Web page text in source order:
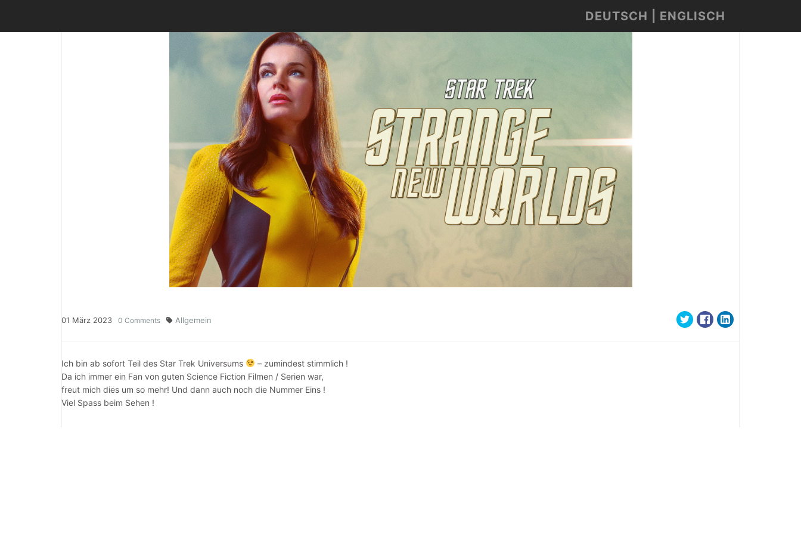
DEUTSCH | ENGLISCH
01 März 2023 0 Comments Allgemein
Ich bin ab sofort Teil des Star Trek Universums
– zumindest stimmlich !
Da ich immer ein Fan von guten Science Fiction Filmen / Serien war,
freut mich dies um so mehr! Und dann auch noch die Nummer Eins !
Viel Spass beim Sehen !